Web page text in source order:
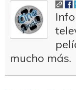
mucho más.